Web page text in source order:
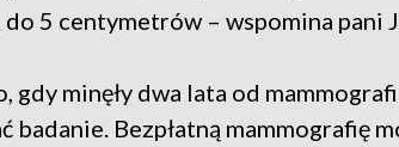
do 5 centymetrów – wspomina pani
gdy minęły dwa lata od
badanie. Bezpłatną mammografię